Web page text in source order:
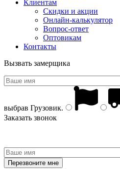
Клиентам
Скидки и акции
Онлайн-калькулятор
Вопрос-ответ
Оптовикам
Контакты
Вызвать замерщика
выбрав Грузовик.
Заказать звонок